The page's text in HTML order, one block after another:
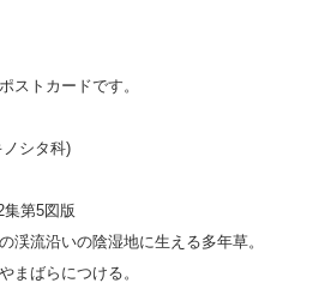
ストカードです。
シタ科)
集第5図版
渓流沿いの陰湿地に生える多年草。
まばらにつける。